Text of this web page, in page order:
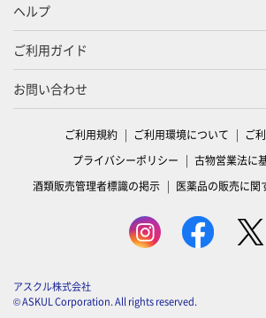
ヘルプ
ご利用ガイド
お問い合わせ
ご利用規約 ご利用環境について
ご
プライバシーポリシー
古物営業法に
酒類販売管理者標識の掲示
医薬品の販売に関
アスクル株式会社
© ASKUL Corporation. All rights reserved.